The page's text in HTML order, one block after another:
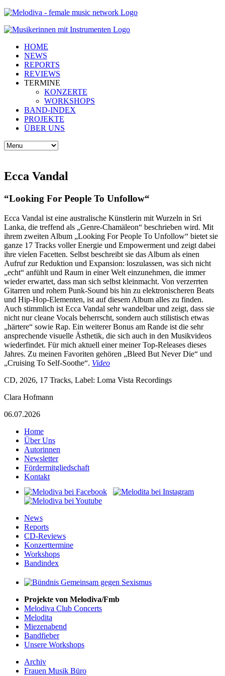
HOME
NEWS
REPORTS
REVIEWS
TERMINE
KONZERTE
WORKSHOPS
BAND-INDEX
PROJEKTE
ÜBER UNS
Ecca Vandal
“Looking For People To Unfollow“
Ecca Vandal ist eine australische Künstlerin mit Wurzeln in Sri
Lanka, die treffend als „Genre-Chamäleon“ beschrieben wird. Mit
ihrem zweiten Album „Looking For People To Unfollow“ bietet sie
ganze 17 Tracks voller Energie und Empowerment und zeigt dabei
ihre vielen Facetten. Selbst beschreibt sie das Album als einen
Aufruf zur Reduktion und Expansion: loszulassen, was sich nicht
„echt“ anfühlt und Raum in einer Welt einzunehmen, die immer
wieder erwartet, dass man sich selbst kleinmacht. Von verzerrten
Gitarren und rohem Punk-Sound bis hin zu elektronischeren Beats
und Hip-Hop-Elementen, ist auf diesem Album alles zu finden.
Auch stimmlich ist Ecca Vandal sehr wandelbar und zeigt, dass sie
nicht nur cleane Vocals beherrscht, sondern auch stilistisch etwas
„härtere“ sowie Rap. Ein weiterer Bonus am Rande ist die sehr
ansprechende visuelle Ästhetik, die sich auch in den Musikvideos
wiederfindet. Für mich aktuell einer meiner Top-Releases dieses
Jahres. Zu meinen Favoriten gehören „Bleed But Never Die“ und
„Cruising To Self-Soothe“. Video
CD, 2026, 17 Tracks, Label: Loma Vista Recordings
Clara Hofmann
06.07.2026
Home
Über Uns
Autorinnen
Newsletter
Fördermitgliedschaft
Kontakt
News
Reports
CD-Reviews
Konzerttermine
Workshops
Bandindex
Projekte von Melodiva/Fmb
Melodiva Club Concerts
Melodita
Miezenabend
Bandfieber
Unsere Workshops
Archiv
Frauen Musik Büro